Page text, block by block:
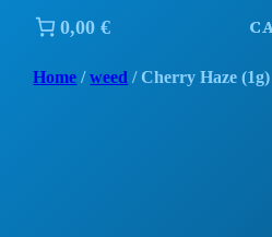
0,00 €
Home /weed / Cherry Haze (1g)